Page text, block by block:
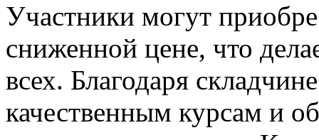
Участники могут
сниженной цене, что
всех. Благодаря
качественным курсам и